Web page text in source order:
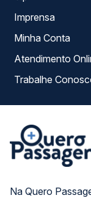
Na Quero
Imprensa
Minha Conta
Trabalhe